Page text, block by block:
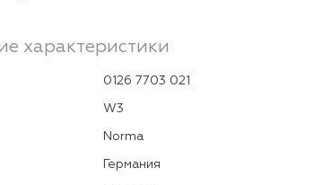
характеристики
0126 7703 021
W3
Norma
Германия